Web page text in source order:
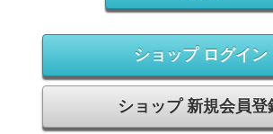
ショップ ログイン
ショップ 新規会員登